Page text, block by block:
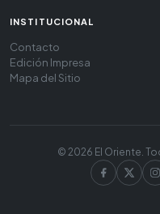
INSTITUCIONAL
Contacto
Edición Impresa
Mapa del Sitio
© 2026 El Oriente.